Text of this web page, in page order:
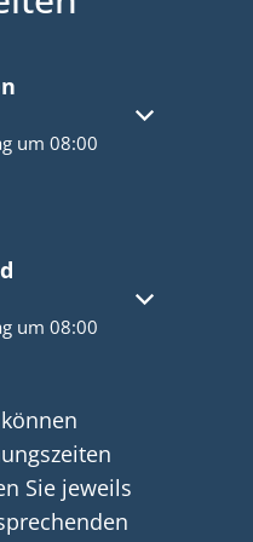
oder Schließzeiten
um 08:00
oder Schließzeiten
um 08:00
Sie jeweils